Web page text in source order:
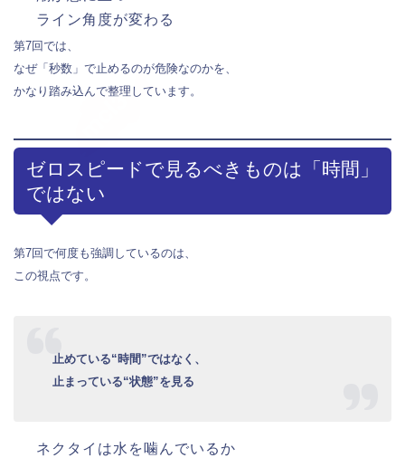
ライン角度が変わる
第7回では、
なぜ「秒数」で止めるのが危険なのかを、
かなり踏み込んで整理しています。
ゼロスピードで見るべきものは「時間」
ではない
第7回で何度も強調しているのは、
この視点です。
止めている“時間”ではなく、
止まっている“状態”を見る
ネクタイは水を噛んでいるか